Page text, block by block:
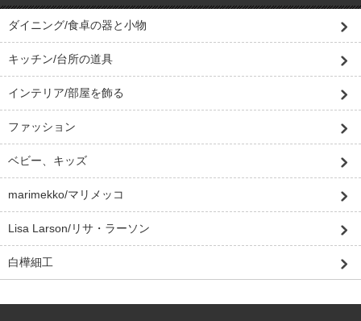
ダイニング/食卓の器と小物
キッチン/台所の道具
インテリア/部屋を飾る
ファッション
ベビー、キッズ
marimekko/マリメッコ
Lisa Larson/リサ・ラーソン
白樺細工